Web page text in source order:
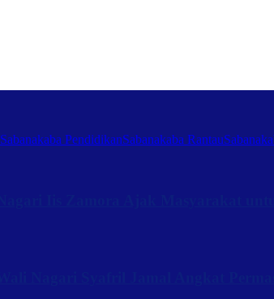
Sabanakaba PendidikanSabanakaba Rantau